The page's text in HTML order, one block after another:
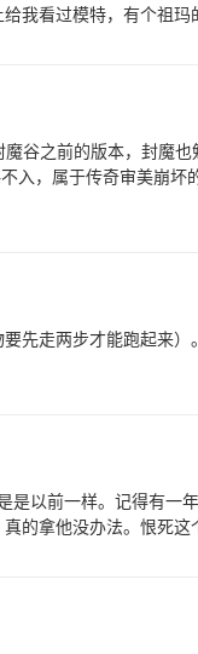
我看过模特，有个祖
谷之前的版本，封魔
入，属于传奇审美崩
先走两步才能跑起来
以前一样。记得有一
的拿他没办法。恨死这